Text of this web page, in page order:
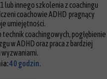
lub innego szkolenia z coachingu
coachowie ADHD pragnący
umiejętności.
coachingowych, pogłębienie
w ADHD oraz praca z bardziej
wyzwaniami.
40 godzin.